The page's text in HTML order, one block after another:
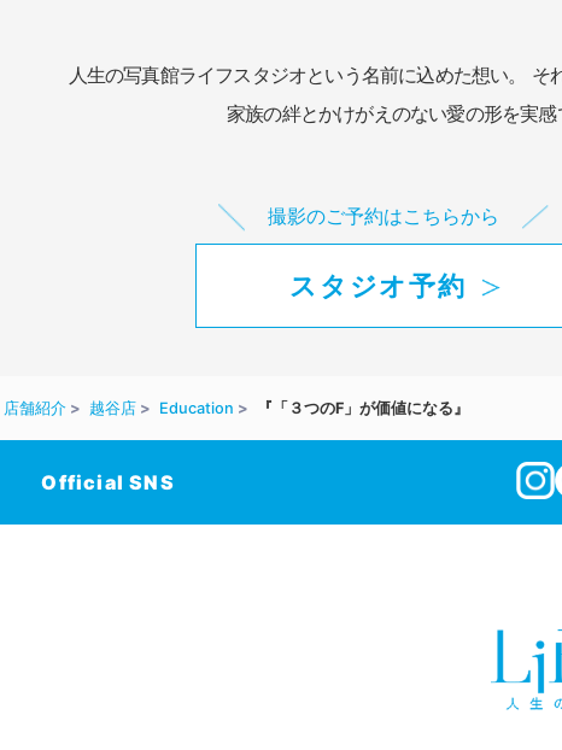
人生の写真館ライフスタジオという名前に込めた想い。
そ
家族の絆とかけがえのない愛の形を実感
撮影のご予約はこちらから
スタジオ予約
店舗紹介 越谷店 Education 『「３つのF」が価値になる』
Official SNS